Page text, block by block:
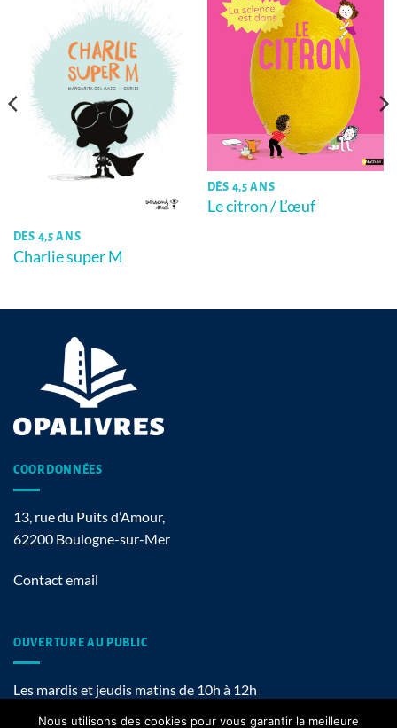
DÈS 4,5 ANS
Charlie super M
DÈS 4,5 ANS
Le citron / L’œuf
COORDONNÉES
13, rue du Puits d’Amour,
62200 Boulogne-sur-Mer
Contact email
OUVERTURE AU PUBLIC
Les mardis et jeudis matins de 10h à 12h
Nous utilisons des cookies pour vous garantir la meilleure